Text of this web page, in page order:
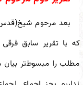
بعد مرحوم شیخ(قدس
که با تقریر سابق
مطلب را مبسوطتر بیان